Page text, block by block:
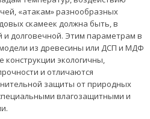
«атакам» разнообразных
скамеек должна быть, в
долговечной. Этим параметрам в
из древесины или ДСП и МДФ
конструкции экологичны,
и отличаются
защиты от природных
влагозащитными и